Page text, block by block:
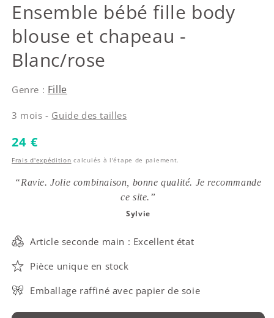
Jacadi
Ensemble bébé fille body
blouse et chapeau -
Blanc/rose
Genre : Fille
3 mois - Guide des tailles
Prix habituel
24 €
Frais d'expédition calculés à l'étape de paiement.
“Ravie. Jolie combinaison, bonne qualité. Je recommande
ce site.”
Sylvie
Article seconde main : Excellent état
Pièce unique en stock
Emballage raffiné avec papier de soie